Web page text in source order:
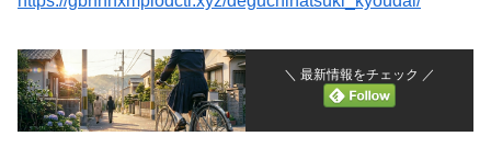
＼ 最新情報をチェック ／